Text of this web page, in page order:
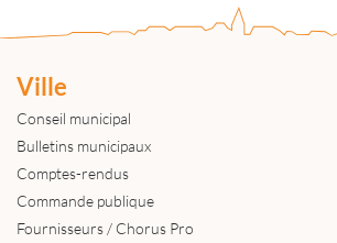
Ville
Conseil municipal
Bulletins municipaux
Comptes-rendus
Commande publique
Fournisseurs / Chorus Pro